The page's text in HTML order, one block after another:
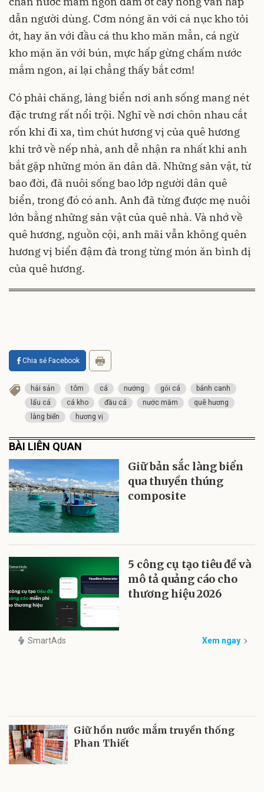
dẫn người dùng. Cơm nóng ăn với cá nục kho tỏi
ớt, hay ăn với đầu cá thu kho măn mẳn, cá ngừ
kho mặn ăn với bún, mực hấp gừng chấm nước
mắm ngon, ai lại chẳng thấy bắt cơm!
Có phải chăng, làng biển nơi anh sống mang nét
đặc trưng rất nổi trội. Nghĩ về nơi chôn nhau cắt
rốn khi đi xa, tìm chút hương vị của quê hương
khi trở về nếp nhà, anh dễ nhận ra nhất khi anh
bắt gặp những món ăn dân dã. Những sản vật, từ
bao đời, đã nuôi sống bao lớp người dân quê
biển, trong đó có anh. Anh đã từng được mẹ nuôi
lớn bằng những sản vật của quê nhà. Và nhớ về
quê hương, nguồn cội, anh mãi vẫn không quên
hương vị biển đậm đà trong từng món ăn bình dị
của quê hương.
Chia sẻ Facebook
hải sản tôm cá nướng gỏi cá
bánh canh
lẩu cá
cá kho đầu cá nước mắm
quê hương
làng biển
hương vị
BÀI LIÊN QUAN
Giữ bản sắc làng biển
qua thuyền thúng
composite
5 công cụ tạo tiêu đề và
mô tả quảng cáo cho
thương hiệu 2026
SmartAds Xem ngay
Giữ hồn nước mắm truyền thống
Phan Thiết